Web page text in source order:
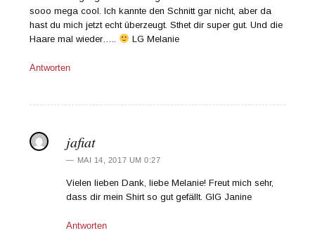
sooo mega cool. Ich kannte den Schnitt gar nicht, aber da
hast du mich jetzt echt überzeugt. Sthet dir super gut. Und die
Haare mal wieder…..
LG Melanie
Antworten
jafiat
MAI 14, 2017 UM 0:27
Vielen lieben Dank, liebe Melanie! Freut mich sehr,
dass dir mein Shirt so gut gefällt. GlG Janine
Antworten